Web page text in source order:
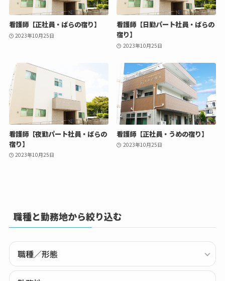
看護師【正社員・ばらの宿り】
2023年10月25日
看護師【日勤パート社員・ばらの
宿り】
2023年10月25日
看護師【夜勤パート社員・ばらの
宿り】
2023年10月25日
看護師【正社員・うめの宿り】
2023年10月25日
職種と勤務地から絞り込む